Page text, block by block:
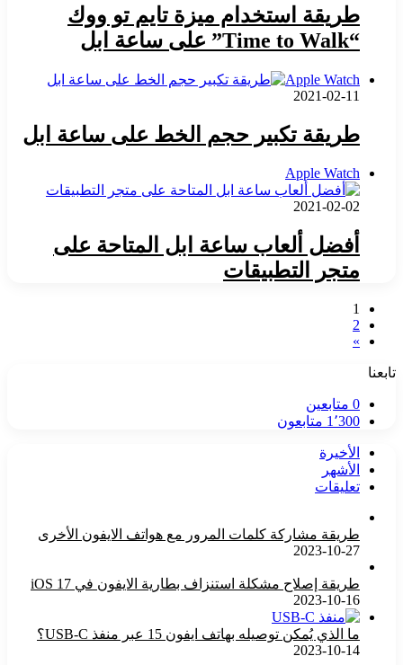
طريقة استخدام ميزة تايم تو ووك
“Time to Walk” على ساعة ابل
Apple Watch
2021-02-11
طريقة تكبير حجم الخط على ساعة ابل
Apple Watch
2021-02-02
أفضل ألعاب ساعة ابل المتاحة على
متجر التطبيقات
1
2
»
تابعنا
0 متابعين
1٬300 متابعون
الأخيرة
الأشهر
تعليقات
طريقة مشاركة كلمات المرور مع هواتف الايفون الأخرى
2023-10-27
طريقة إصلاح مشكلة استنزاف بطارية الايفون في iOS 17
2023-10-16
ما الذي يُمكن توصيله بهاتف ايفون 15 عبر منفذ USB-C؟
2023-10-14